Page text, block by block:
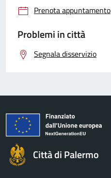
Prenota appuntamento
Problemi in città
Segnala disservizio
Città di Palermo